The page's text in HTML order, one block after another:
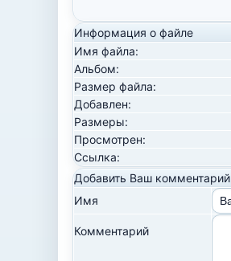
Информация о файле
Имя файла:
Альбом:
Размер файла:
Добавлен:
Размеры:
Просмотрен:
Ссылка:
Добавить Ваш комментарий
Имя
Комментарий